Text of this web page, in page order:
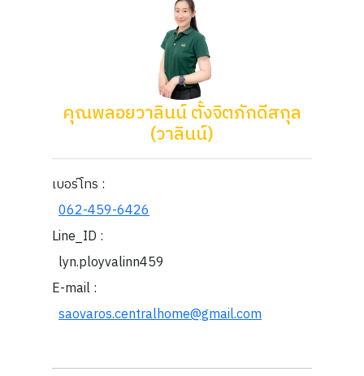
คุณพลอยวาลินน์​ ตั้งจิตภักดีสกุล
(วาลินน์)
เบอร์โทร :
062-459-6426
Line_ID :
lyn.ployvalinn459
E-mail :
saovaros.centralhome@gmail.com